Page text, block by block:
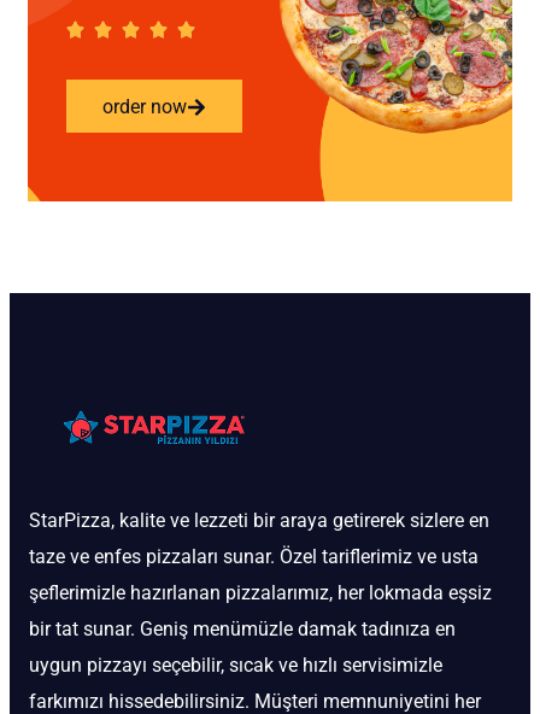
order now
StarPizza, kalite ve lezzeti bir araya getirerek sizlere en
taze ve enfes pizzaları sunar. Özel tariflerimiz ve usta
şeflerimizle hazırlanan pizzalarımız, her lokmada eşsiz
bir tat sunar. Geniş menümüzle damak tadınıza en
uygun pizzayı seçebilir, sıcak ve hızlı servisimizle
farkımızı hissedebilirsiniz. Müşteri memnuniyetini her